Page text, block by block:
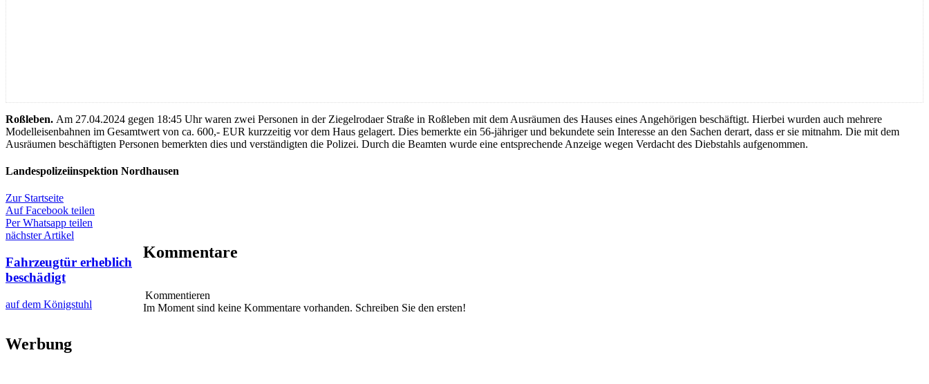
Roßleben. Am 27.04.2024 gegen 18:45 Uhr waren zwei Personen in der Ziegelrodaer Straße in Roßleben mit dem Ausräumen des Hauses eines Angehörigen beschäftigt. Hierbei wurden auch mehrere
Modelleisenbahnen im Gesamtwert von ca. 600,- EUR kurzzeitig vor dem Haus gelagert. Dies bemerkte ein 56-jähriger und bekundete sein Interesse an den Sachen derart, dass er sie mitnahm. Die mit dem
Ausräumen beschäftigten Personen bemerkten dies und verständigten die Polizei. Durch die Beamten wurde eine entsprechende Anzeige wegen Verdacht des Diebstahls aufgenommen.
Landespolizeiinspektion Nordhausen
Zur Startseite
Auf Facebook teilen
Per Whatsapp teilen
nächster Artikel
Fahrzeugtür erheblich
beschädigt
auf dem Königstuhl
Kommentare
Kommentieren
Im Moment sind keine Kommentare vorhanden. Schreiben Sie den ersten!
Werbung